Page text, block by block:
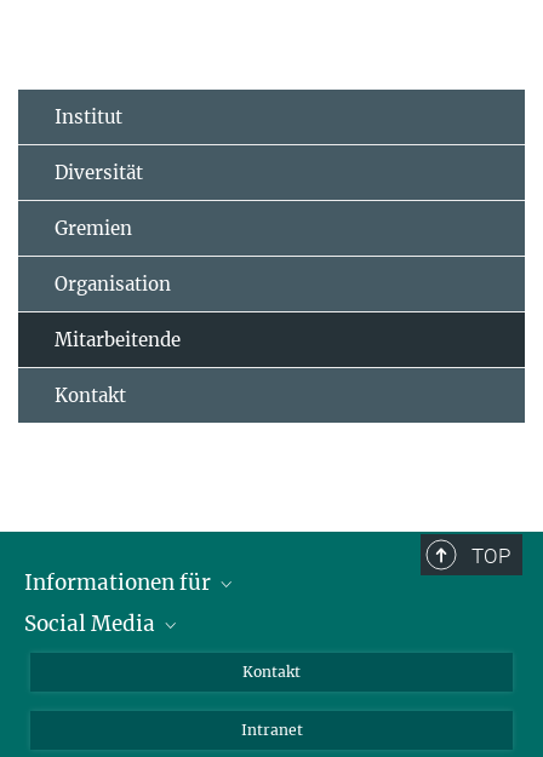
Institut
Diversität
Gremien
Organisation
Mitarbeitende
Kontakt
TOP
Informationen für
Bewerbende
Journalist:innen
Social Media
Bluesky
YouTube
Kontakt
Intranet